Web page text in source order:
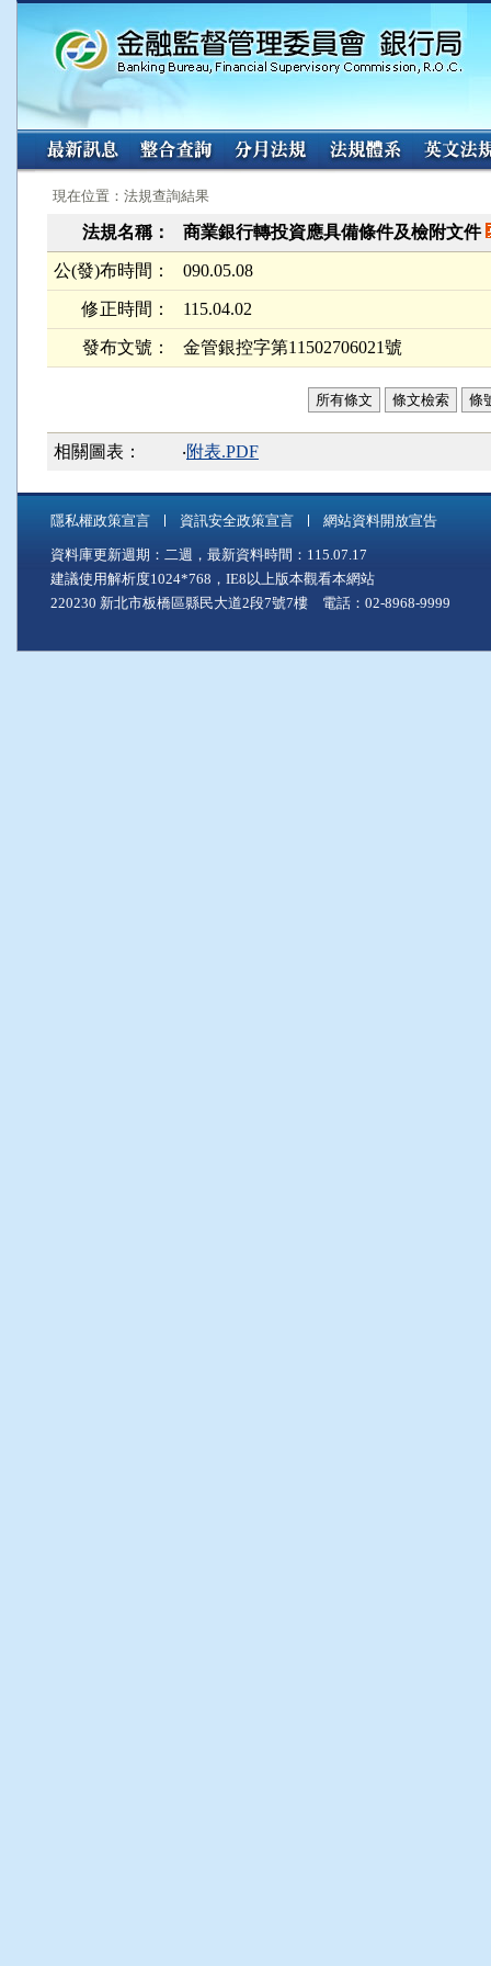
:::
現在位置：法規查詢結果
法規名稱： 商業銀行轉投資應具備條件及檢附文件
公(發)布時間： 090.05.08
修正時間： 115.04.02
發布文號： 金管銀控字第11502706021號
所有條文 條文檢索 條
相關圖表： ‧附表.PDF
隱私權政策宣言 資訊安全政策宣言 網站資料開放宣告
資料庫更新週期：二週，最新資料時間：115.07.17
建議使用解析度1024*768，IE8以上版本觀看本網站
220230 新北市板橋區縣民大道2段7號7樓 電話：02-8968-9999